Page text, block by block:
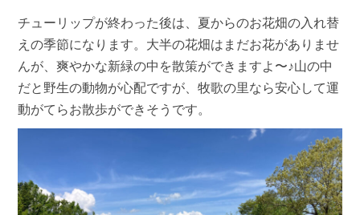
チューリップが終わった後は、夏からのお花畑の入れ替
えの季節になります。大半の花畑はまだお花がありませ
んが、爽やかな新緑の中を散策ができますよ〜♪山の中
だと野生の動物が心配ですが、牧歌の里なら安心して運
動がてらお散歩ができそうです。